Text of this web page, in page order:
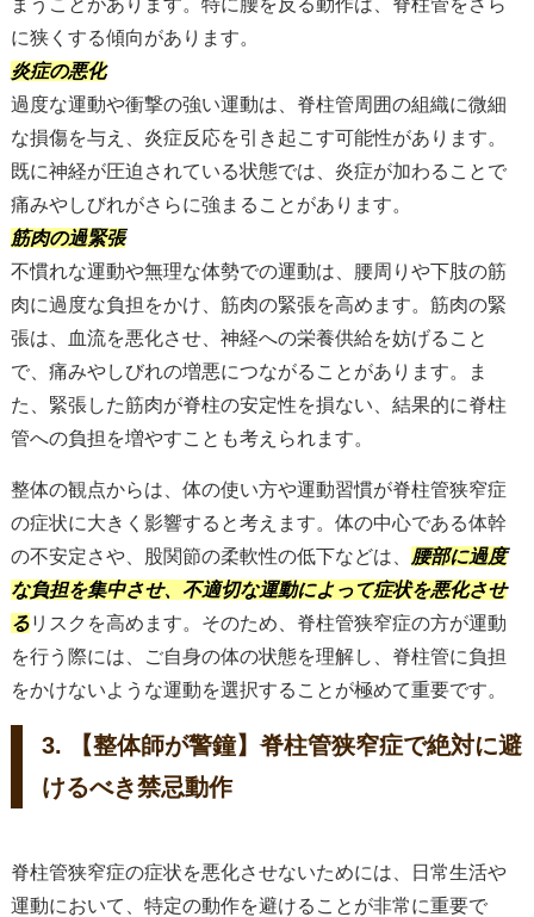
まうことがあります。特に腰を反る動作は、脊柱管をさら
に狭くする傾向があります。
炎症の悪化
過度な運動や衝撃の強い運動は、脊柱管周囲の組織に微細
な損傷を与え、炎症反応を引き起こす可能性があります。
既に神経が圧迫されている状態では、炎症が加わることで
痛みやしびれがさらに強まることがあります。
筋肉の過緊張
不慣れな運動や無理な体勢での運動は、腰周りや下肢の筋
肉に過度な負担をかけ、筋肉の緊張を高めます。筋肉の緊
張は、血流を悪化させ、神経への栄養供給を妨げること
で、痛みやしびれの増悪につながることがあります。ま
た、緊張した筋肉が脊柱の安定性を損ない、結果的に脊柱
管への負担を増やすことも考えられます。
整体の観点からは、体の使い方や運動習慣が脊柱管狭窄症
の症状に大きく影響すると考えます。体の中心である体幹
の不安定さや、股関節の柔軟性の低下などは、 腰部に過度
な負担を集中させ、不適切な運動によって症状を悪化させ
るリスクを高めます。そのため、脊柱管狭窄症の方が運動
を行う際には、ご自身の体の状態を理解し、脊柱管に負担
をかけないような運動を選択することが極めて重要です。
3. 【整体師が警鐘】脊柱管狭窄症で絶対に避
けるべき禁忌動作
脊柱管狭窄症の症状を悪化させないためには、日常生活や
運動において、特定の動作を避けることが非常に重要で